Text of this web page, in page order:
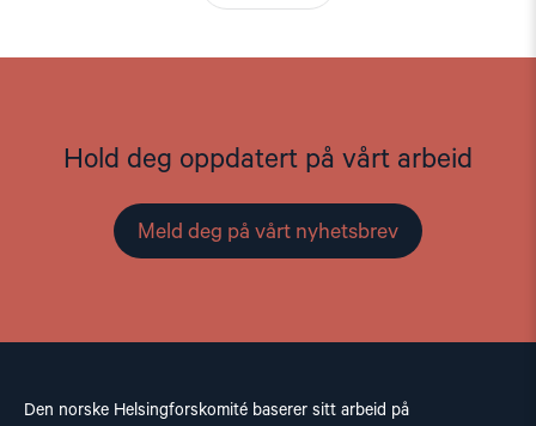
Hold deg oppdatert på vårt arbeid
Meld deg på vårt nyhetsbrev
Den norske Helsingforskomité baserer sitt arbeid på